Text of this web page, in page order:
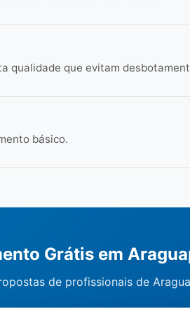
qualidade que evitam
básico.
Grátis em
de profissionais de